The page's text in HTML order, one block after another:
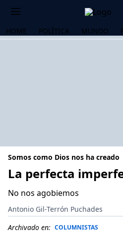
HOME POLÍTICA MUNDO
Somos como Dios nos ha creado
La perfecta
No nos agobiemos
Antonio Gil-Terrón Puchades
Archivado en: COLUMNISTAS